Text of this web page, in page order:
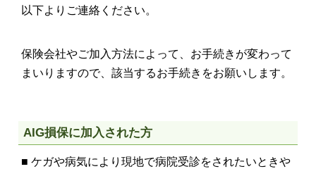
以下よりご連絡ください。
保険会社やご加入方法によって、お手続きが変わって
まいりますので、該当するお手続きをお願いします。
AIG損保に加入された方
■ ケガや病気により現地で病院受診をされたいときや